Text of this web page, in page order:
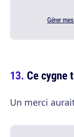
Gérer
Ce cygne
Un merci